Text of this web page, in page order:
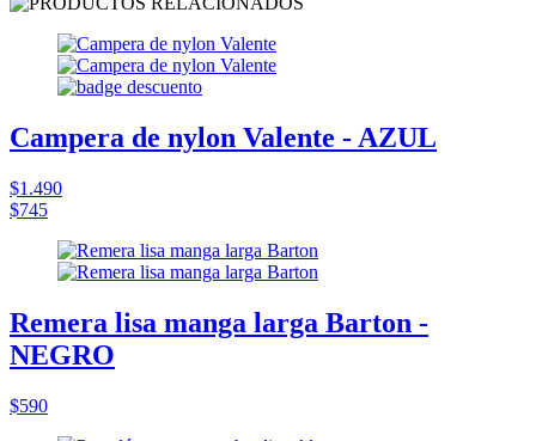
Campera de nylon Valente - AZUL
$1.490
$745
Remera lisa manga larga Barton -
NEGRO
$590